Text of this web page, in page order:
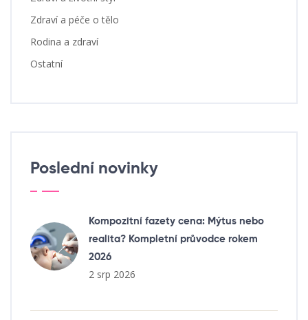
Zdraví a péče o tělo
Rodina a zdraví
Ostatní
Poslední novinky
Kompozitní fazety cena: Mýtus nebo
realita? Kompletní průvodce rokem
2026
2 srp 2026